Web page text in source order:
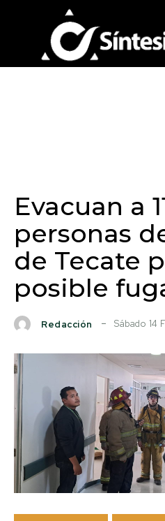
Evacuan a
personas
de Tecate
posible
Redacción Sábado 14